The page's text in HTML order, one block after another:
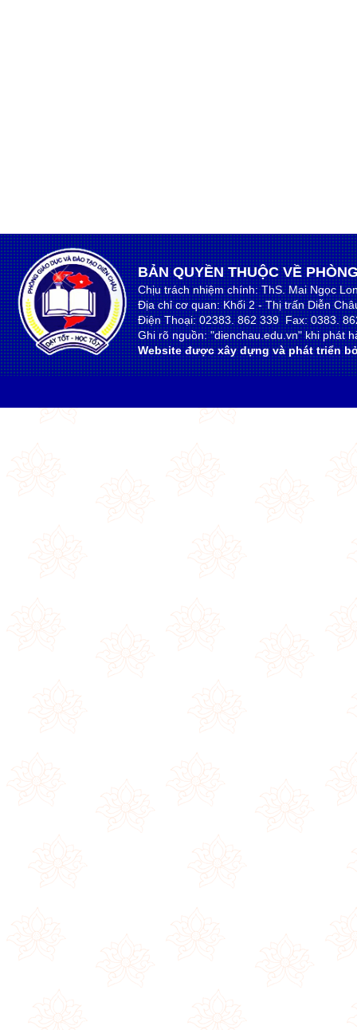
BẢN QUYỀN THUỘC VỀ
Chịu trách nhiệm chính: ThS. Mai Ngọc
Địa chỉ cơ quan: Khối 2 - Thị trấn Diễn
Điện Thoại: 02383. 862 339 Fax: 0383.
Ghi rõ nguồn: "dienchau.edu.vn" khi phát
Website được xây dựng và phát triển